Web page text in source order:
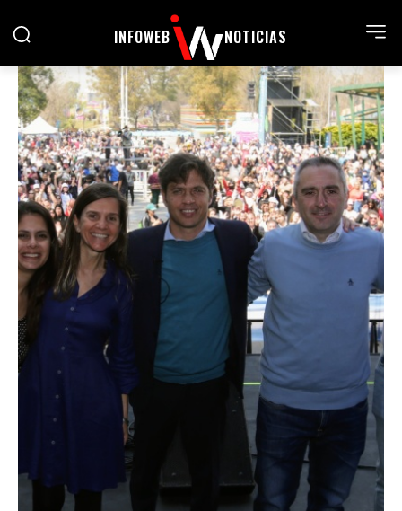
INFOWEB NOTICIAS